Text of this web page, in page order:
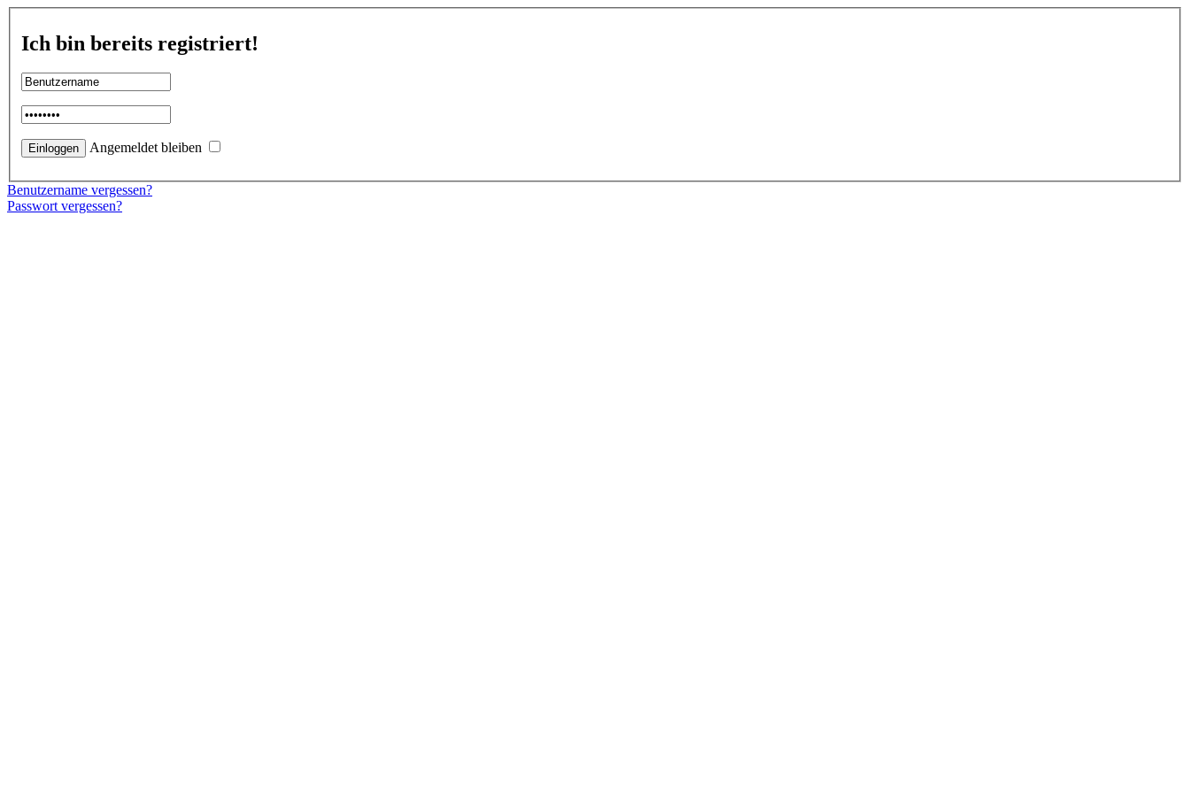
Ich bin bereits registriert!
Angemeldet bleiben
Benutzername vergessen?
Passwort vergessen?